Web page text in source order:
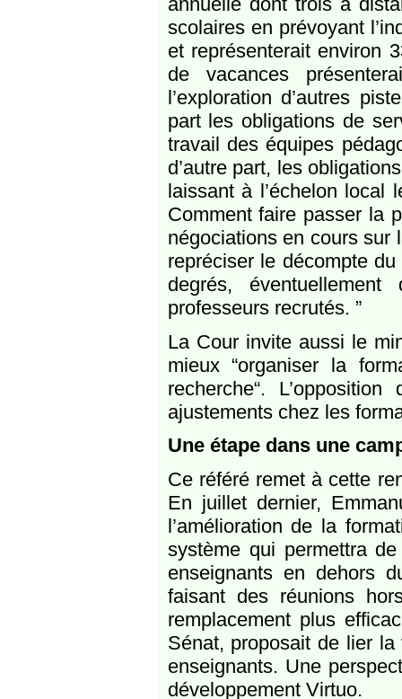
scolaires en prévoyant
et représenterait environ
de vacances
l’exploration d’autres
part les obligations de
travail des équipes
d’autre part, les
laissant à l’échelon local
Comment faire passer la
négociations en cours sur
repréciser le décompte
degrés,
professeurs recrutés. ”
La Cour invite aussi le
mieux “organiser la
recherche“.
ajustements chez les
Une étape dans une
Ce référé remet à cette
En juillet dernier,
l’amélioration de la
système qui permettra
enseignants en dehors
faisant des réunions
remplacement plus
Sénat, proposait de lier
enseignants. Une
développement Virtuo.